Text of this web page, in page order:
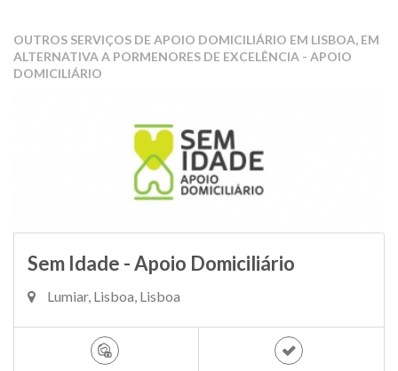
OUTROS SERVIÇOS DE APOIO DOMICILIÁRIO EM LISBOA, EM
ALTERNATIVA A PORMENORES DE EXCELÊNCIA - APOIO
DOMICILIÁRIO
Sem Idade - Apoio Domiciliário
Lumiar, Lisboa, Lisboa